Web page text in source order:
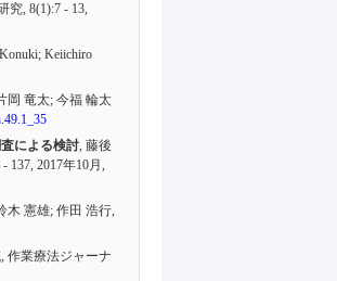
究, 8(1):7 - 13,
Keiichiro
岡 竜太; 今福 輪太
による検討, 藤後
- 137, 2017年10月,
木 憲雄; 作田 浩行,
業療法ジャーナ